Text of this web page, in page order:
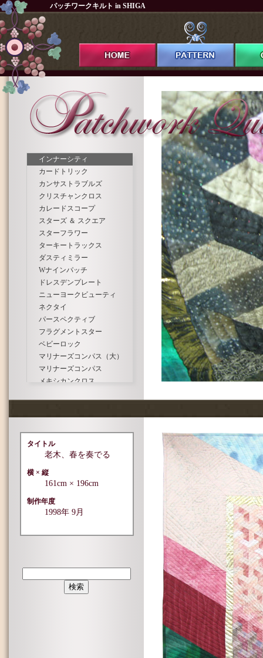
パッチワークキルト in SHIGA
インナーシティ
カードトリック
カンサストラブルズ
クリスチャンクロス
カレードスコープ
スターズ ＆ スクエア
スターフラワー
ターキートラックス
ダスティミラー
Wナインパッチ
ドレスデンプレート
ニューヨークビューティ
ネクタイ
パースペクティブ
フラグメントスター
ベビーロック
マリナーズコンパス（大）
マリナーズコンパス
メキシカンクロス
タイトル
老木、春を奏でる
横 × 縦
161cm × 196cm
制作年度
1998年 9月